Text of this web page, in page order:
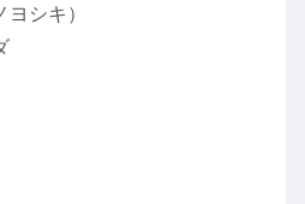
シキ）